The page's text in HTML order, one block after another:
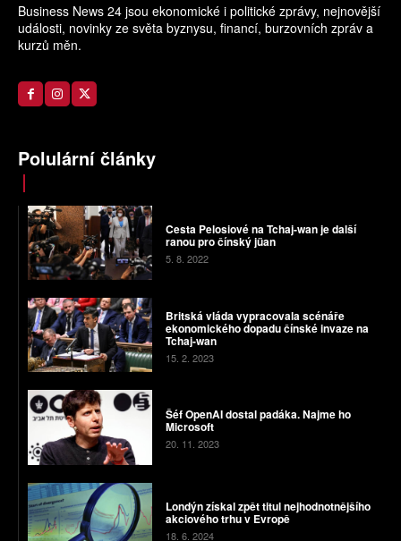
Business News 24 jsou ekonomické i politické zprávy, nejnovější
události, novinky ze světa byznysu, financí, burzovních zpráv a
kurzů měn.
Polulární články
Cesta Pelosiové na Tchaj-wan je další
ranou pro čínský jüan
5. 8. 2022
Britská vláda vypracovala scénáře
ekonomického dopadu čínské invaze na
Tchaj-wan
15. 2. 2023
Šéf OpenAI dostal padáka. Najme ho
Microsoft
20. 11. 2023
Londýn získal zpět titul nejhodnotnějšího
akciového trhu v Evropě
18. 6. 2024